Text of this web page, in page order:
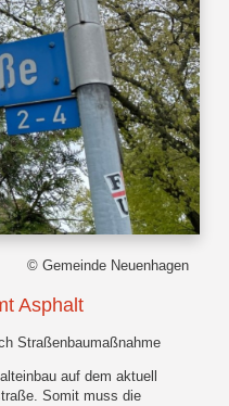
© Gemeinde Neuenhagen
Asphalt
Straßenbaumaßnahme
auf dem aktuell
Somit muss die